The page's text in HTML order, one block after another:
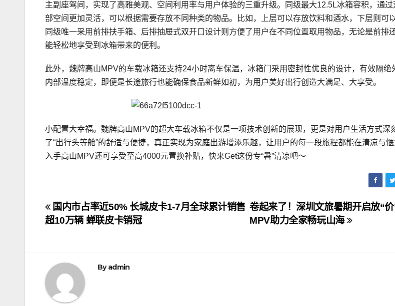
主副座驾间，实现了高雅美观、空间利用率与用户体验的三重升级。同级最大12.5L冰箱容积，通
部空间更加灵活，可以根据需要存放不同种类的物品。比如，上层可以存放饮料和酒水，下层则可
同级唯一采用前排扶手箱、后排抽屉式双开口设计则方便了用户在不同位置取用物品，无论是前排
能轻松地享受到冰箱带来的便利。
此外，魏牌高山MPV的车载冰箱还支持24小时离车保温，冰箱门采用密封性优良的设计，有效隔绝
内部温度稳定，即便是长途旅行也能确保食品新鲜如初，为用户美好出行创造大满足、大享受。
小配置大幸福。魏牌高山MPV的超大车载冰箱不仅是一项技术创新的展现，更是对用户生活方式深
了“出行头等舱”的舒适与便捷，真正实现为家庭出游增添乐趣，让用户的每一段旅程都能在清凉与
入手高山MPV还可享受至高4000元置换补贴，快来Get这份专“暑”清凉吧～
文
章
航
卷起来了！深圳文旅暑期开启放“
MPV助力全家畅玩山海
国内市占率近50% 长城皮卡1-7月全球累计销售
超10万辆 蝉联皮卡销冠
Byadmin